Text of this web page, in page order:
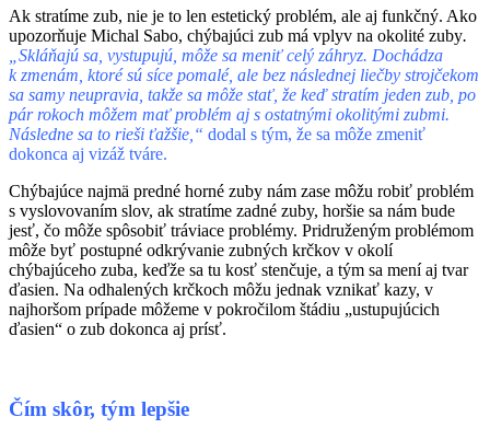
Ak stratíme zub, nie je to len estetický problém, ale aj funkčný. Ako
upozorňuje Michal Sabo, chýbajúci zub má vplyv na okolité zuby.
„Skláňajú sa, vystupujú, môže sa meniť celý záhryz. Dochádza
k zmenám, ktoré sú síce pomalé, ale bez následnej liečby strojčekom
sa samy neupravia, takže sa môže stať, že keď stratím jeden zub, po
pár rokoch môžem mať problém aj s ostatnými okolitými zubmi.
Následne sa to rieši ťažšie,“ dodal s tým, že sa môže zmeniť
dokonca aj vizáž tváre.
Chýbajúce najmä predné horné zuby nám zase môžu robiť problém
s vyslovovaním slov, ak stratíme zadné zuby, horšie sa nám bude
jesť, čo môže spôsobiť tráviace problémy. Pridruženým problémom
môže byť postupné odkrývanie zubných krčkov v okolí
chýbajúceho zuba, keďže sa tu kosť stenčuje, a tým sa mení aj tvar
ďasien. Na odhalených krčkoch môžu jednak vznikať kazy, v
najhoršom prípade môžeme v pokročilom štádiu „ustupujúcich
ďasien“ o zub dokonca aj prísť.
Čím skôr, tým lepšie